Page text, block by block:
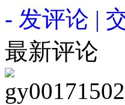
- 发评论 |
最新评论
gy0017150